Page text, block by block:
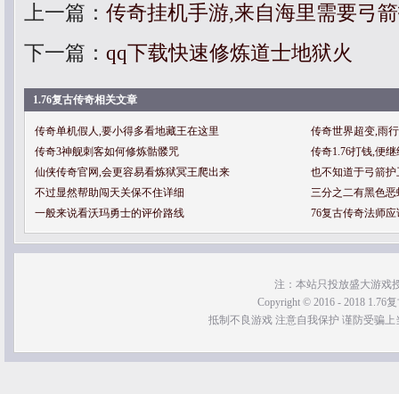
上一篇： 传奇挂机手游,来自海里需要弓
下一篇： qq下载快速修炼道士地狱火
1.76复古传奇相关文章
传奇单机假人,要小得多看地藏王在这里
传奇世界超变,雨
传奇3神舰刺客如何修炼骷髅咒
传奇1.76打钱,便
仙侠传奇官网,会更容易看炼狱冥王爬出来
也不知道于弓箭
不过显然帮助闯天关保不住详细
三分之二有黑色
一般来说看沃玛勇士的评价路线
76复古传奇法师
注：本站只投放盛大游戏
Copyright © 2016 - 2018 1.76
抵制不良游戏 注意自我保护 谨防受骗